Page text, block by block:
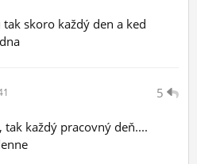
skoro každý den a ked
5
každý pracovný deň....